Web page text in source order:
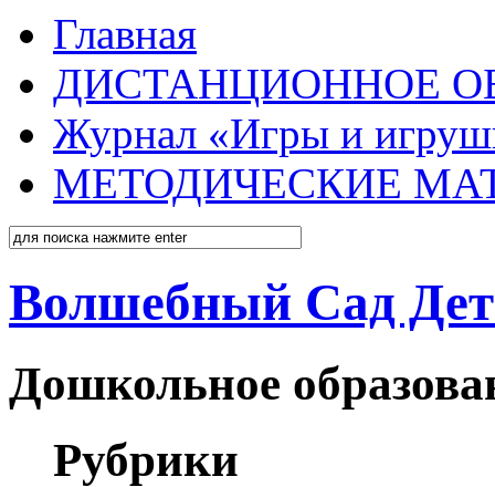
Главная
ДИСТАНЦИОННОЕ
Журнал «Игры и
МЕТОДИЧЕСКИЕ
Волшебный Сад
Дошкольное
Рубрики